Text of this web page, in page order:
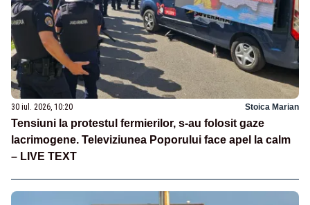
30 iul. 2026, 10:20 Stoica Marian
Tensiuni la protestul fermierilor, s-au folosit gaze
lacrimogene. Televiziunea Poporului face apel la calm
– LIVE TEXT